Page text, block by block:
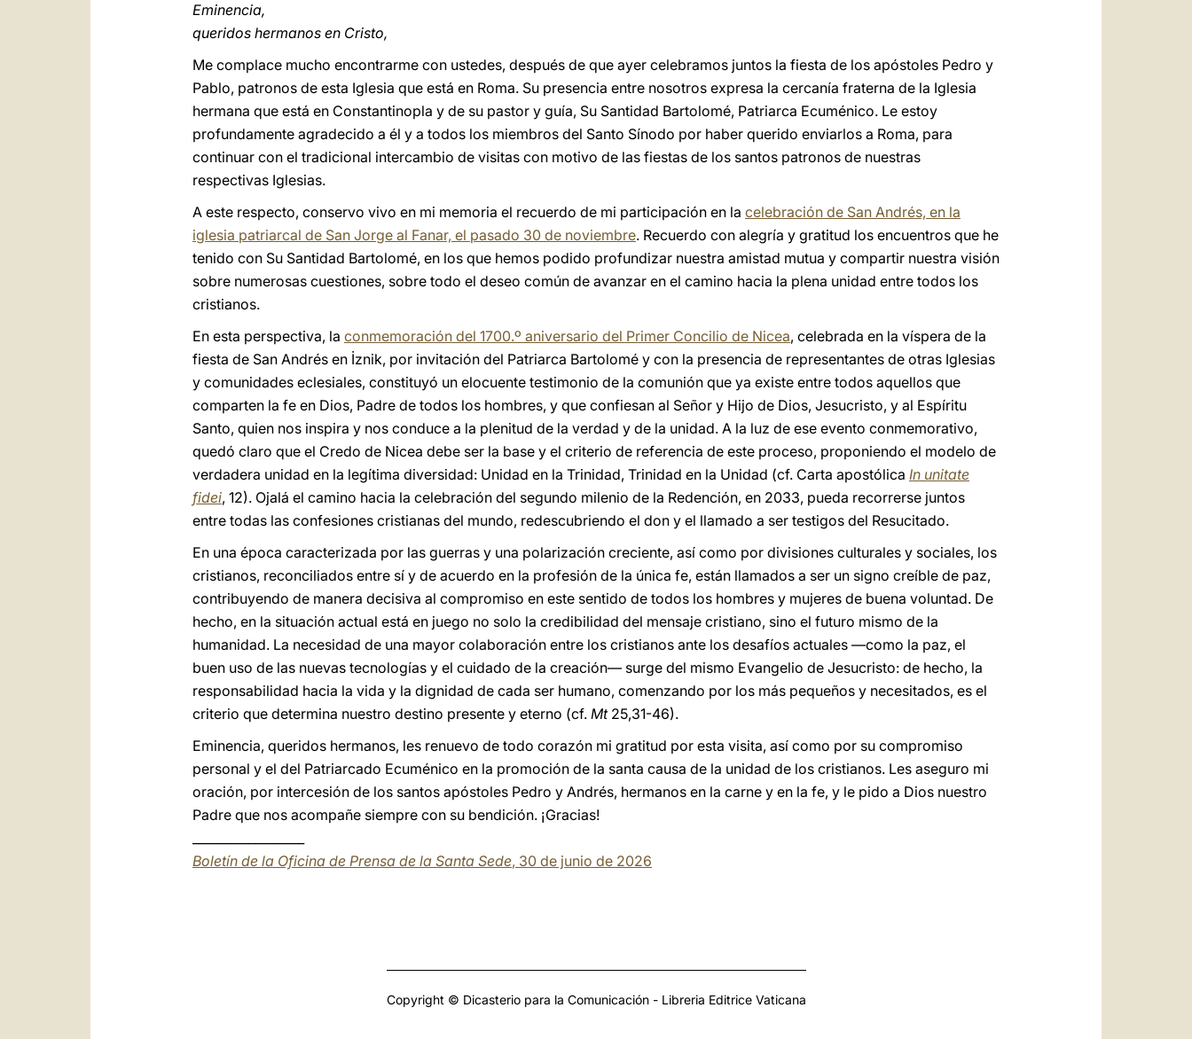
Eminencia,
queridos hermanos en Cristo,
Me complace mucho encontrarme con ustedes, después de que ayer celebramos juntos la fiesta de los apóstoles Pedro y
Pablo, patronos de esta Iglesia que está en Roma. Su presencia entre nosotros expresa la cercanía fraterna de la Iglesia
hermana que está en Constantinopla y de su pastor y guía, Su Santidad Bartolomé, Patriarca Ecuménico. Le estoy
profundamente agradecido a él y a todos los miembros del Santo Sínodo por haber querido enviarlos a Roma, para
continuar con el tradicional intercambio de visitas con motivo de las fiestas de los santos patronos de nuestras
respectivas Iglesias.
A este respecto, conservo vivo en mi memoria el recuerdo de mi participación en la celebración de San Andrés, en la
iglesia patriarcal de San Jorge al Fanar, el pasado 30 de noviembre. Recuerdo con alegría y gratitud los encuentros que he
tenido con Su Santidad Bartolomé, en los que hemos podido profundizar nuestra amistad mutua y compartir nuestra visión
sobre numerosas cuestiones, sobre todo el deseo común de avanzar en el camino hacia la plena unidad entre todos los
cristianos.
En esta perspectiva, la conmemoración del 1700.º aniversario del Primer Concilio de Nicea, celebrada en la víspera de la
fiesta de San Andrés en İznik, por invitación del Patriarca Bartolomé y con la presencia de representantes de otras Iglesias
y comunidades eclesiales, constituyó un elocuente testimonio de la comunión que ya existe entre todos aquellos que
comparten la fe en Dios, Padre de todos los hombres, y que confiesan al Señor y Hijo de Dios, Jesucristo, y al Espíritu
Santo, quien nos inspira y nos conduce a la plenitud de la verdad y de la unidad. A la luz de ese evento conmemorativo,
quedó claro que el Credo de Nicea debe ser la base y el criterio de referencia de este proceso, proponiendo el modelo de
verdadera unidad en la legítima diversidad: Unidad en la Trinidad, Trinidad en la Unidad (cf. Carta apostólica In unitate
fidei, 12). Ojalá el camino hacia la celebración del segundo milenio de la Redención, en 2033, pueda recorrerse juntos
entre todas las confesiones cristianas del mundo, redescubriendo el don y el llamado a ser testigos del Resucitado.
En una época caracterizada por las guerras y una polarización creciente, así como por divisiones culturales y sociales, los
cristianos, reconciliados entre sí y de acuerdo en la profesión de la única fe, están llamados a ser un signo creíble de paz,
contribuyendo de manera decisiva al compromiso en este sentido de todos los hombres y mujeres de buena voluntad. De
hecho, en la situación actual está en juego no solo la credibilidad del mensaje cristiano, sino el futuro mismo de la
humanidad. La necesidad de una mayor colaboración entre los cristianos ante los desafíos actuales —como la paz, el
buen uso de las nuevas tecnologías y el cuidado de la creación— surge del mismo Evangelio de Jesucristo: de hecho, la
responsabilidad hacia la vida y la dignidad de cada ser humano, comenzando por los más pequeños y necesitados, es el
criterio que determina nuestro destino presente y eterno (cf. Mt25,31-46).
Eminencia, queridos hermanos, les renuevo de todo corazón mi gratitud por esta visita, así como por su compromiso
personal y el del Patriarcado Ecuménico en la promoción de la santa causa de la unidad de los cristianos. Les aseguro mi
oración, por intercesión de los santos apóstoles Pedro y Andrés, hermanos en la carne y en la fe, y le pido a Dios nuestro
Padre que nos acompañe siempre con su bendición. ¡Gracias!
Boletín de la Oficina de Prensa de la Santa Sede, 30 de junio de 2026
Copyright © Dicasterio para la Comunicación - Libreria Editrice Vaticana